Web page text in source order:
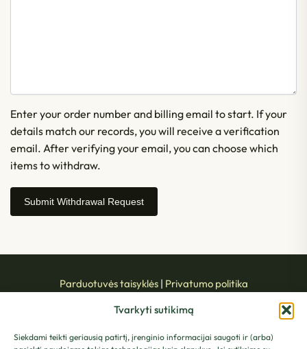
Tvarkyti sutikimą
Siekdami teikti geriausią patirtį, įrenginio informacijai saugoti ir (arba)
Enter your order number and billing email to start. If your
details match our records, you will receive a verification
email. After verifying your email, you can choose which
items to withdraw.
Submit Withdrawal Request
Parduotuvės taisyklės| Privatumo politika
MB Kambariniai augalai